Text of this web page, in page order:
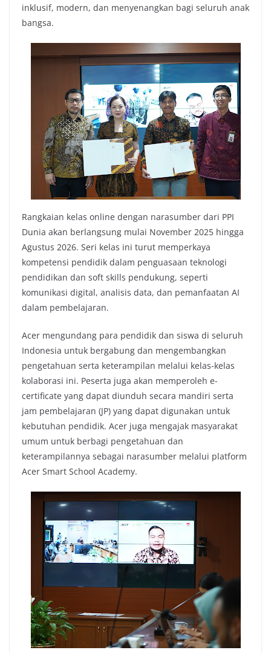
inklusif, modern, dan menyenangkan bagi seluruh anak
bangsa.
Rangkaian kelas online dengan narasumber dari PPI
Dunia akan berlangsung mulai November 2025 hingga
Agustus 2026. Seri kelas ini turut memperkaya
kompetensi pendidik dalam penguasaan teknologi
pendidikan dan soft skills pendukung, seperti
komunikasi digital, analisis data, dan pemanfaatan AI
dalam pembelajaran.
Acer mengundang para pendidik dan siswa di seluruh
Indonesia untuk bergabung dan mengembangkan
pengetahuan serta keterampilan melalui kelas-kelas
kolaborasi ini. Peserta juga akan memperoleh e-
certificate yang dapat diunduh secara mandiri serta
jam pembelajaran (JP) yang dapat digunakan untuk
kebutuhan pendidik. Acer juga mengajak masyarakat
umum untuk berbagi pengetahuan dan
keterampilannya sebagai narasumber melalui platform
Acer Smart School Academy.